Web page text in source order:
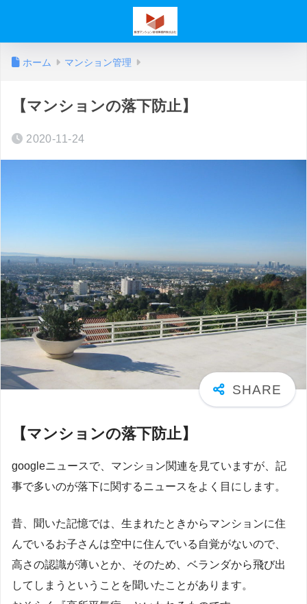
ホーム マンション管理
【マンションの落下防止】
2020-11-24
【マンションの落下防止】
googleニュースで、マンション関連を見ていますが、記
事で多いのが落下に関するニュースをよく目にします。
昔、聞いた記憶では、生まれたときからマンションに住
んでいるお子さんは空中に住んでいる自覚がないので、
高さの認識が薄いとか、そのため、ベランダから飛び出
してしまうということを聞いたことがあります。